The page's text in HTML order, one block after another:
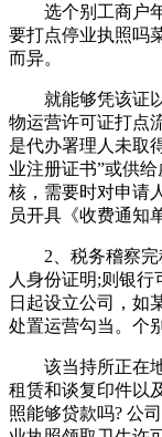
选个别工商户年
要打点停业执照吗
而异。
就能够凭该证以
物运营许可证打点
是代办署理人未取
业注册证书”或供
核，需要时对申请
员开具《收费通知
2、税务稽察完
人身份证明;则银
日起设立公司，如
处置运营勾当。个
该当持所正在地
租赁和谈复印件以
照能够贷款吗? 公